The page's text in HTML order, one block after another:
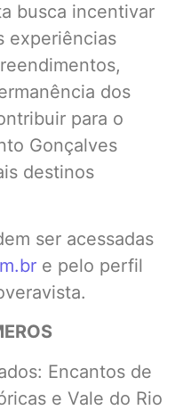
busca incentivar
experiências
dos
para o
Gonçalves
destinos
ser acessadas
e pelo perfil
Encantos de
e Vale do Rio